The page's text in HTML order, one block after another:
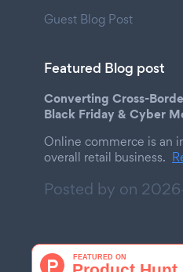
Guest Blog Post
Featured Blog post
Converting Cross-
Black Friday & Cyber
Online commerce is an
overall retail business.
Posted by on